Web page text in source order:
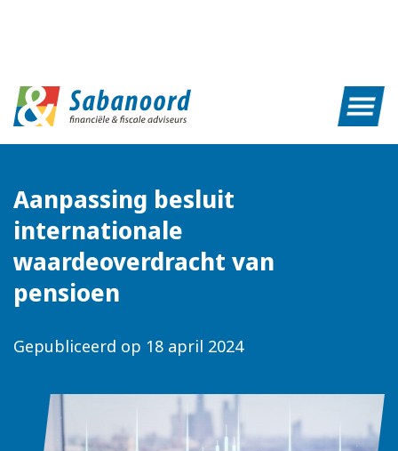
Aanpassing besluit
internationale
waardeoverdracht van
pensioen
Gepubliceerd op 18 april 2024